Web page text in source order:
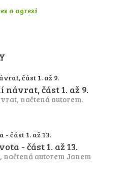
návrat, část 1. až 9.
načtená autorem.
- část 1. až 13.
autorem Janem